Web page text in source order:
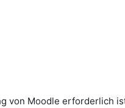
von Moodle erforderlich